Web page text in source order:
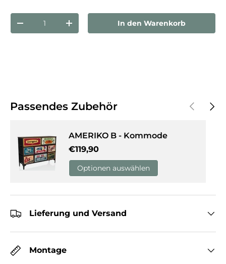
Anzahl
Menge verringernMenge erhöhenIn den Warenkorb
Passendes Zubehör Vorherige
AMERIKO B - Kommode
Normaler Preis
€119,90
Optionen auswählen
Lieferung und Versand
Montage